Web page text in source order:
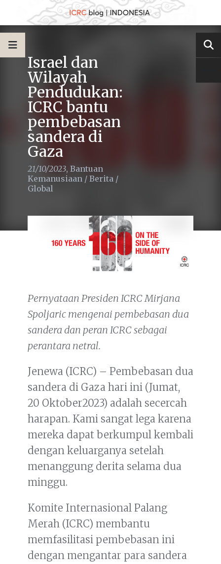
Israel dan
Wilayah
Pendudukan:
ICRC bantu
pembebasan
sandera di
Gaza
21/10/2023, Bantuan
Kemanusiaan / Berita /
Global
Pernyataan Presiden ICRC Mirjana
Spoljaric mengenai pembebasan dua
sandera dan peran ICRC sebagai
perantara netral.
Jenewa (ICRC) – Pembebasan dua
sandera di Gaza hari ini (Jumat,
20 Oktober2023) adalah secercah
harapan. Kami sangat lega karena
mereka dapat berkumpul kembali
dengan keluarganya setelah
menanggung derita selama dua
minggu.
Komite Internasional Palang
Merah (ICRC) membantu
memfasilitasi pembebasan ini
dengan mengantar para sandera